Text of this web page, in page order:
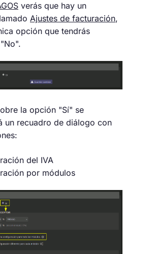
verás que hay un
Ajustes de facturación,
opción que tendrás
la opción "Sí" se
un recuadro de diálogo con
del IVA
por módulos